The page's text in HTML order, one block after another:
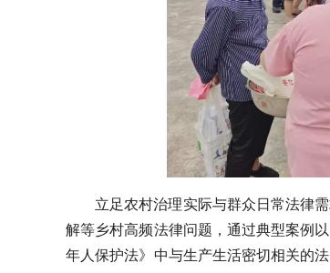
立足农村治理实际与群众日常法律
解等乡村高频法律问题，通过典型案例
年人保护法》中与生产生活密切相关的